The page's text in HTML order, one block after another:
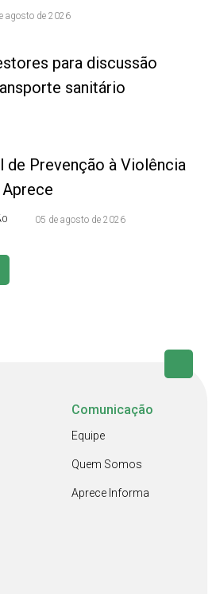
agosto de 2026
para discussão
sanitário
de Prevenção à Violência
05 de agosto de 2026
Comunicação
Equipe
Quem Somos
Aprece Informa